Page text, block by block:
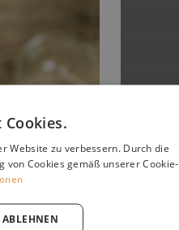
Bestellung
dich.
Website zu verbessern. Durch die
Cookies gemäß unserer Cookie-
ABLEHNEN